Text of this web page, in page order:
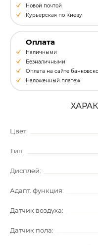
Новой почтой
Курьерская по Киеву
Оплата
Наличными
Безналичными
Оплата на сайте
Наложенный платеж
Цвет:
Тип:
Дисплей:
Адапт. функция:
Датчик воздуха:
Датчик пола: